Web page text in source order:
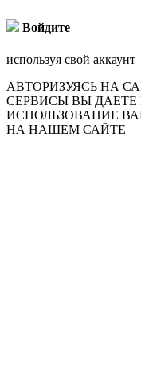
Войдите
используя свой аккаунт
АВТОРИЗУЯСЬ НА
СЕРВИСЫ ВЫ ДАЕТЕ
ИСПОЛЬЗОВАНИЕ
НА НАШЕМ САЙТЕ